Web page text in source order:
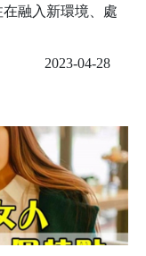
融入新環境、處
2023-04-28